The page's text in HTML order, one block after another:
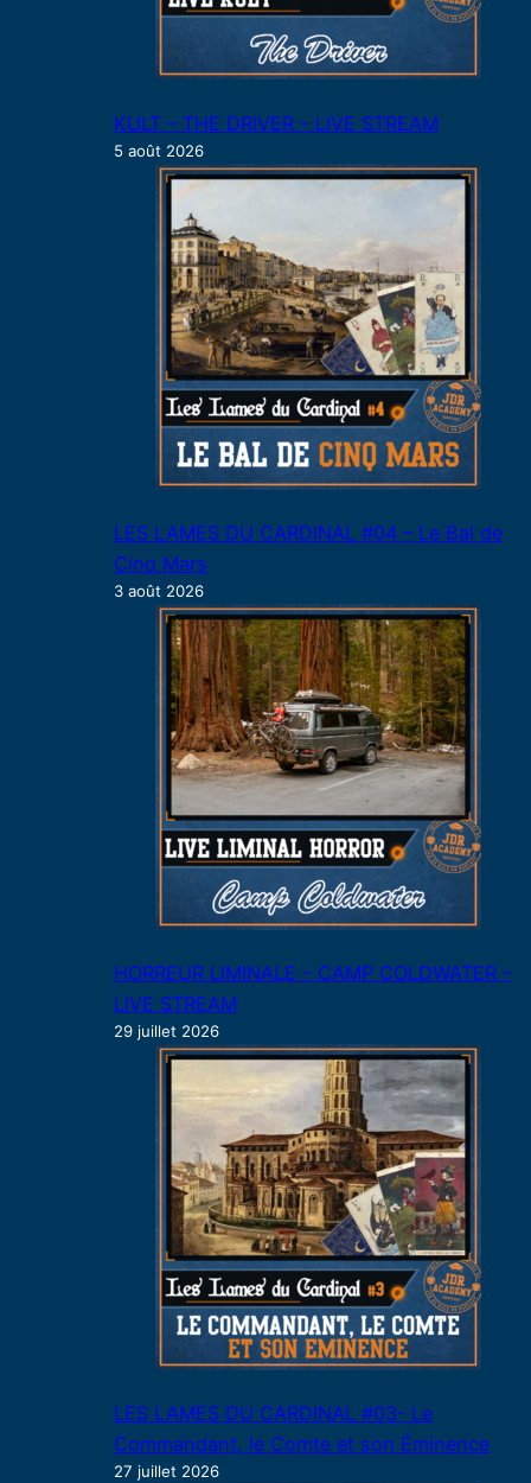
KULT – THE DRIVER – LIVE STREAM
5 août 2026
LES LAMES DU CARDINAL #04 – Le Bal de
Cinq Mars
3 août 2026
HORREUR LIMINALE – CAMP COLDWATER –
LIVE STREAM
29 juillet 2026
LES LAMES DU CARDINAL #03- Le
Commandant, le Comte et son Éminence
27 juillet 2026